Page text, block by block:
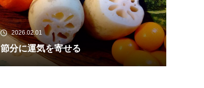
エビの尻尾越しに・・・・・
2026.02.01
節分に運気を寄せる